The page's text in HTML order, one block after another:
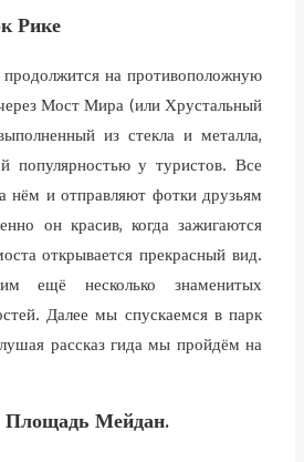
Рике
на противоположную
Мост Мира (или Хрустальный
из стекла и металла,
популярностью у туристов. Все
нём и отправляют фотки друзьям
он красив, когда зажигаются
открывается прекрасный вид.
ещё несколько знаменитых
Далее мы спускаемся в парк
рассказ гида мы пройдём на
Площадь Мейдан.